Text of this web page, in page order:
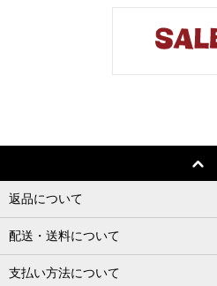
返品について
配送・送料について
支払い方法について